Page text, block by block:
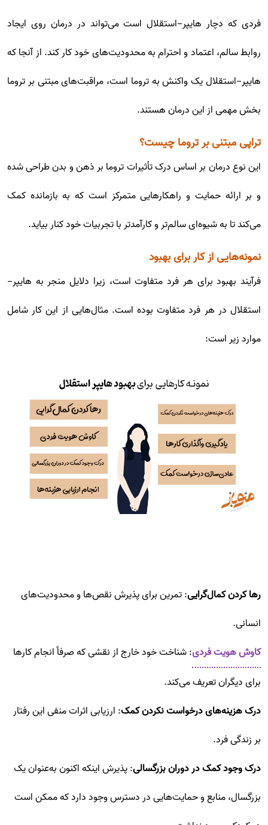
فردی که دچار هایپر-استقلال است می‌تواند در درمان روی ایجاد
روابط سالم، اعتماد و احترام به محدودیت‌های خود کار کند. از آنجا که
هایپر-استقلال یک واکنش به تروما است، مراقبت‌های مبتنی بر تروما
بخش مهمی از این درمان هستند.
تراپی مبتنی بر تروما چیست؟
این نوع درمان بر اساس درک تأثیرات تروما بر ذهن و بدن طراحی شده
و بر ارائه حمایت و راهکارهایی متمرکز است که به بازمانده کمک
می‌کند تا به شیوه‌ای سالم‌تر و کارآمدتر با تجربیات خود کنار بیاید.
نمونه‌هایی از کار برای بهبود
فرآیند بهبود برای هر فرد متفاوت است، زیرا دلایل منجر به هایپر-
استقلال در هر فرد متفاوت بوده است. مثال‌هایی از این کار شامل
موارد زیر است:
رها کردن کمال‌گرایی: تمرین برای پذیرش نقص‌ها و محدودیت‌های
انسانی.
کاوش هویت فردی: شناخت خود خارج از نقشی که صرفاً انجام کارها
برای دیگران تعریف می‌کند.
درک هزینه‌های درخواست نکردن کمک: ارزیابی اثرات منفی این رفتار
بر زندگی فرد.
درک وجود کمک در دوران بزرگسالی: پذیرش اینکه اکنون به‌عنوان یک
بزرگسال، منابع و حمایت‌هایی در دسترس وجود دارد که ممکن است